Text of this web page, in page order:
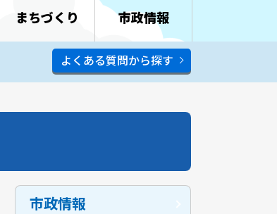
まちづくり 市政情報
よくある質問から探す
市政情報